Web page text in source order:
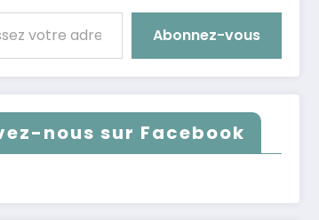
Abonnez-vous
nous sur Facebook